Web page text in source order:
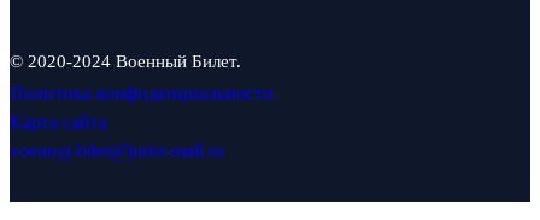
© 2020-2024 Военный Билет.
Политика конфиденциальности
Карта сайта
voennyj-bilet@jurist-mail.ru